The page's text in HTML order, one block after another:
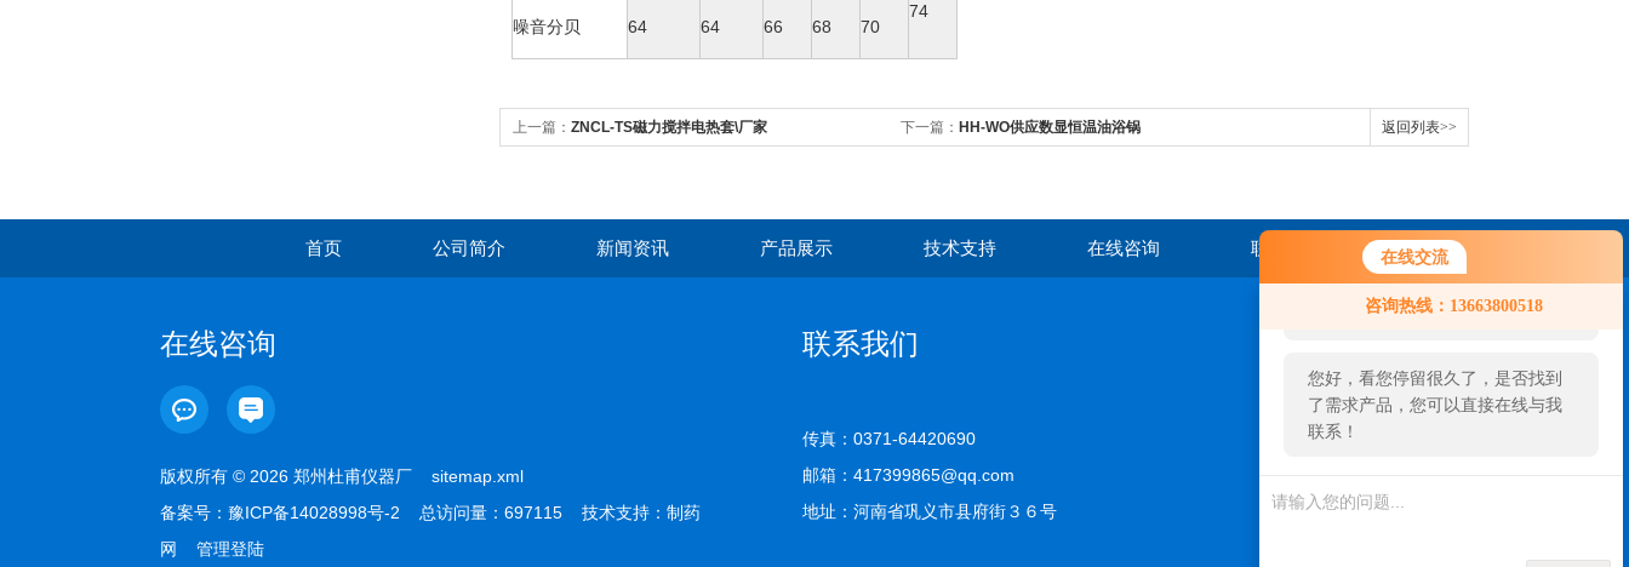
在线交流
咨询热线：13663800518
您好！欢迎前来咨询，很高兴为您
服务，请问您要咨询什么问题呢？
您好，看您停留很久了，是否找到
了需求产品，您可以直接在线与我
联系！
噪音分贝 64 64 66 68 70
74
上一篇： ZNCL-TS磁力搅拌电热套\厂家 下一篇： HH-WO供应数显恒温油浴锅 返回列表>>
首页 公司简介 新闻资讯 产品展示 技术支持 在线咨询 联系我们
在线咨询
版权所有 © 2026 郑州杜甫仪器厂 sitemap.xml
备案号： 豫ICP备14028998号-2 总访问量：697115 技术支持： 制药
网
管理登陆
联系我们
传真：0371-64420690
邮箱：417399865@qq.com
地址：河南省巩义市县府街３６号
扫一扫，关注我们